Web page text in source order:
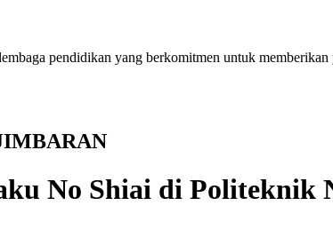
pendidikan yang berkomitmen untuk
No Shiai di Politeknik